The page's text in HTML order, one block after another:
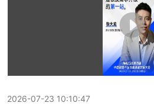
2026-07-23 10:10:47